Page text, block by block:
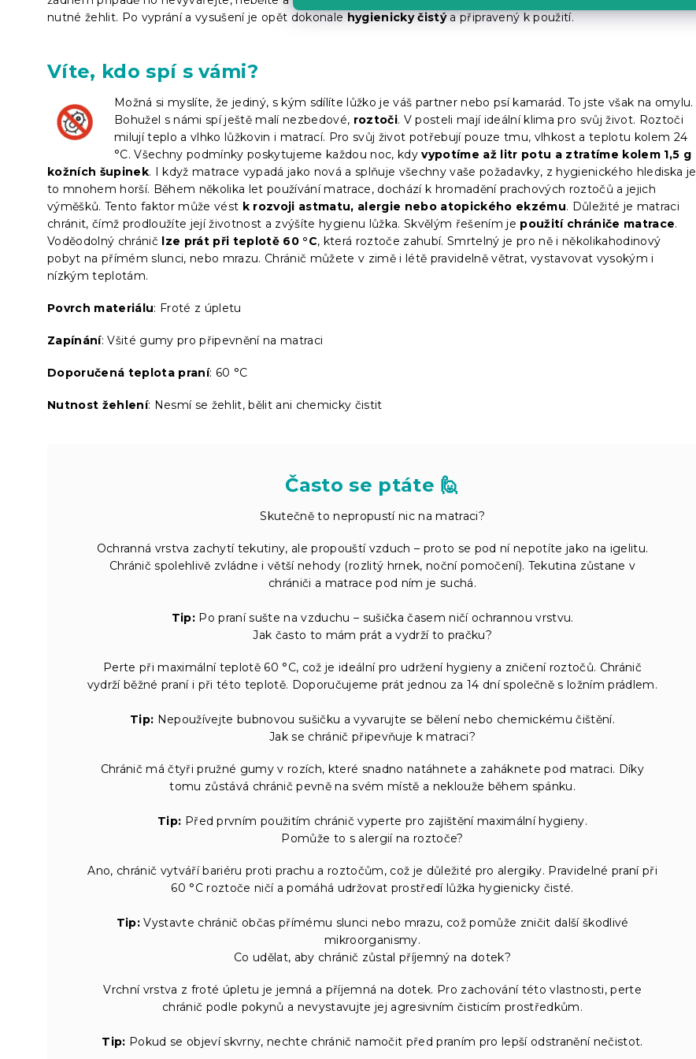
nutné žehlit. Po vyprání a vysušení je opět dokonalehygienicky čistýa připravený k použití.
Víte, kdo spí s vámi?
Možná si myslíte, že jediný, s kým sdílíte lůžko je váš partner nebo psí kamarád. To jste však na omylu.
Bohužel s námi spí ještě malí nezbedové, roztoči. V posteli mají ideální klima pro svůj život. Roztoči
milují teplo a vlhko lůžkovin i matrací. Pro svůj život potřebují pouze tmu, vlhkost a teplotu kolem 24
°C. Všechny podmínky poskytujeme každou noc, kdyvypotíme až litr potu a ztratíme kolem 1,5 g
kožních šupinek. I když matrace vypadá jako nová a splňuje všechny vaše požadavky, z hygienického hlediska je
to mnohem horší. Během několika let používání matrace, dochází k hromadění prachových roztočů a jejich
výměšků. Tento faktor může vést k rozvoji astmatu, alergie nebo atopického ekzému. Důležité je matraci
chránit, čímž prodloužíte její životnost a zvýšíte hygienu lůžka. Skvělým řešením je použití chrániče matrace.
Voděodolný chránič lze prát při teplotě 60 °C, která roztoče zahubí. Smrtelný je pro ně i několikahodinový
pobyt na přímém slunci, nebo mrazu. Chránič můžete v zimě i létě pravidelně větrat, vystavovat vysokým i
nízkým teplotám.
Povrch materiálu: Froté z úpletu
Zapínání: Všité gumy pro připevnění na matraci
Doporučená teplota praní: 60 °C
Nutnost žehlení: Nesmí se žehlit, bělit ani chemicky čistit
Často se ptáte 🙋
Skutečně to nepropustí nic na matraci?
Ochranná vrstva zachytí tekutiny, ale propouští vzduch – proto se pod ní nepotíte jako na igelitu.
Chránič spolehlivě zvládne i větší nehody (rozlitý hrnek, noční pomočení). Tekutina zůstane v
chrániči a matrace pod ním je suchá.
Tip:Po praní sušte na vzduchu – sušička časem ničí ochrannou vrstvu.
Jak často to mám prát a vydrží to pračku?
Perte při maximální teplotě 60 °C, což je ideální pro udržení hygieny a zničení roztočů. Chránič
vydrží běžné praní i při této teplotě. Doporučujeme prát jednou za 14 dní společně s ložním prádlem.
Tip: Nepoužívejte bubnovou sušičku a vyvarujte se bělení nebo chemickému čištění.
Jak se chránič připevňuje k matraci?
Chránič má čtyři pružné gumy v rozích, které snadno natáhnete a zaháknete pod matraci. Díky
tomu zůstává chránič pevně na svém místě a neklouže během spánku.
Tip: Před prvním použitím chránič vyperte pro zajištění maximální hygieny.
Pomůže to s alergií na roztoče?
Ano, chránič vytváří bariéru proti prachu a roztočům, což je důležité pro alergiky. Pravidelné praní při
60 °C roztoče ničí a pomáhá udržovat prostředí lůžka hygienicky čisté.
Tip:Vystavte chránič občas přímému slunci nebo mrazu, což pomůže zničit další škodlivé
mikroorganismy.
Co udělat, aby chránič zůstal příjemný na dotek?
Vrchní vrstva z froté úpletu je jemná a příjemná na dotek. Pro zachování této vlastnosti, perte
chránič podle pokynů a nevystavujte jej agresivním čisticím prostředkům.
Tip: Pokud se objeví skvrny, nechte chránič namočit před praním pro lepší odstranění nečistot.